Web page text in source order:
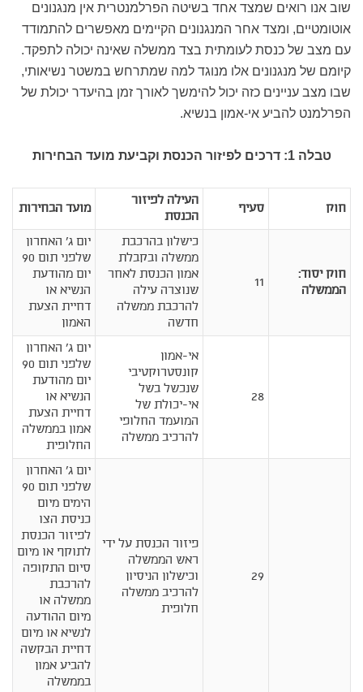
שוב אנו רואים שמצד אחד בשיטה הפרלמנטרית אין מנגנונים
אוטומטיים, ומצד אחר המנגנונים הקיימים מאפשרים להתמודד
עם מצב של כנסת לעומתית בצד ממשלה שאינה יכולה לתפקד.
קיומם של מנגנונים אלו מנוגד למה שמתרחש במשטר נשיאותי,
שבו מצב עניינים כזה יכול להימשך לאורך זמן בהיעדר יכולת של
הפרלמנט להביע אי-אמון בנשיא.
טבלה 1: דרכים לפיזור הכנסת וקביעת מועד הבחירות
חוק סעיף
העילה לפיזור
הכנסת
מועד הבחירות
חוק יסוד:
הממשלה
11
כישלון בהרכבת
ממשלה ובקבלת
אמון הכנסת לאחר
שנוצרה עילה
להרכבת ממשלה
חדשה
יום ג' האחרון
שלפני תום 90
יום מהודעת
הנשיא או
דחיית הצעת
האמון
28
אי-אמון
קונסטרוקטיבי
שנכשל בשל
אי-יכולת של
המועמד החלופי
להרכיב ממשלה
יום ג' האחרון
שלפני תום 90
יום מהודעת
הנשיא או
דחיית הצעת
אמון בממשלה
החלופית
29
פיזור הכנסת על ידי
ראש הממשלה
וכישלון הניסיון
להרכיב ממשלה
חלופית
יום ג' האחרון
שלפני תום 90
הימים מיום
כניסת הצו
לפיזור הכנסת
לתוקף או מיום
סיום התקופה
להרכבת
ממשלה או
מיום ההודעה
לנשיא או מיום
דחיית הבקשה
להביע אמון
בממשלה